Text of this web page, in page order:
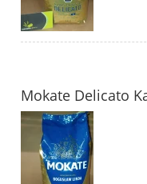
Mokate Delicato